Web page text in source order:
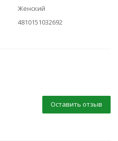
Женский
4810151032692
Оставить отзыв